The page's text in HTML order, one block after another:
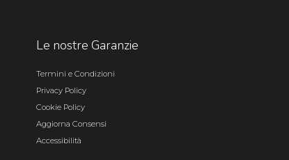
Le nostre Garanzie
Termini e Condizioni
Privacy Policy
Cookie Policy
Aggiorna Consensi
Accessibilità